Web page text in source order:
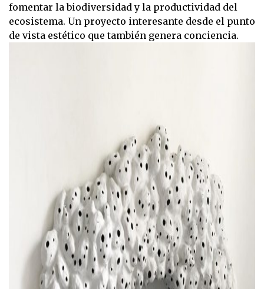
fomentar la biodiversidad y la productividad del
ecosistema. Un proyecto interesante desde el punto
de vista estético que también genera conciencia.